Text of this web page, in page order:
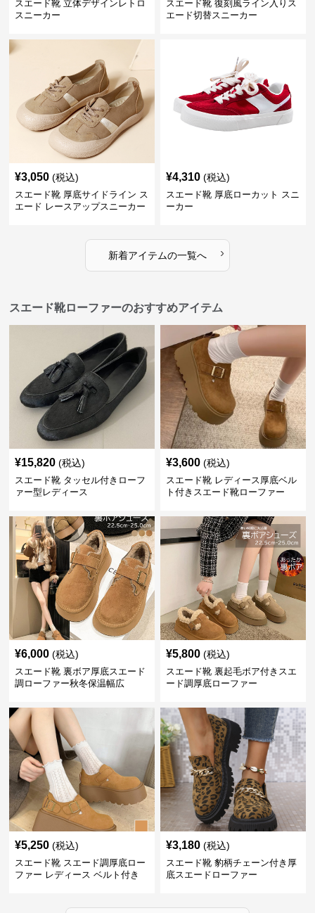
スエード靴 立体デザインレトロ
スニーカー
スエード靴 復刻風ライン入りス
エード切替スニーカー
¥3,050 (税込)
スエード靴 厚底サイドライン ス
エード レースアップスニーカー
¥4,310 (税込)
スエード靴 厚底ローカット スニ
ーカー
新着アイテムの一覧へ ›
スエード靴ローファーのおすすめアイテム
¥15,820 (税込)
スエード靴 タッセル付きローフ
ァー型レディース
¥3,600 (税込)
スエード靴 レディース厚底ベル
ト付きスエード靴ローファー
¥6,000 (税込)
スエード靴 裏ボア厚底スエード
調ローファー秋冬保温幅広
¥5,800 (税込)
スエード靴 裏起毛ボア付きスエ
ード調厚底ローファー
¥5,250 (税込)
スエード靴 スエード調厚底ロー
ファー レディース ベルト付き
¥3,180 (税込)
スエード靴 豹柄チェーン付き厚
底スエードローファー